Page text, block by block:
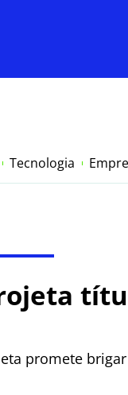
Tecnologia
promete